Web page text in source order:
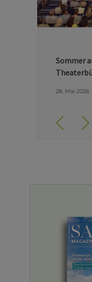
Hinter
29. April 2026